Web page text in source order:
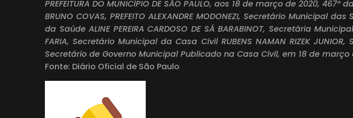
PREFEITURA DO MUNICÍPIO DE SÃO PAULO, aos 18 de março de 2020,
BRUNO COVAS, PREFEITO ALEXANDRE MODONEZI, Secretário Municipal
da Saúde ALINE PEREIRA CARDOSO DE SÁ BARABINOT, Secretária
FARIA, Secretário Municipal da Casa Civil RUBENS NAMAN RIZEK
Secretário de Governo Municipal Publicado na Casa Civil, em 18 de março
Fonte: Diário Oficial de São Paulo